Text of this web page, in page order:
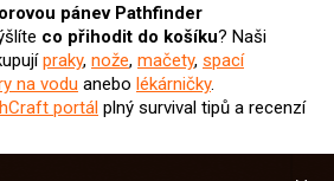
pánev Pathfinder
co přihodit do košíku? Naši
praky, nože, mačety, spací
na vodu anebo lékárničky.
portál plný survival tipů a recenzí